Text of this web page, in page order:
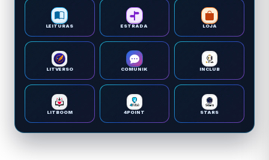
LEITURAS ESTRADA LOJA
LITVERSO COMUNIK INCLUB
LITBOOM 4POINT STARS